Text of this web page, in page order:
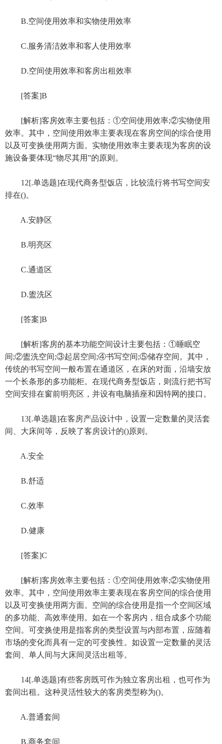
B.空间使用效率和实物使用效率
C.服务清洁效率和客人使用效率
D.空间使用效率和客房出租效率
[答案]B
[解析]客房效率主要包括：①空间使用效率;②实物使用
效率。其中，空间使用效率主要表现在客房空间的综合使用
以及可变换使用两方面。实物使用效率主要表现为客房的设
施设备要体现“物尽其用”的原则。
12[.单选题]在现代商务型饭店，比较流行将书写空间安
排在()。
A.安静区
B.明亮区
C.通道区
D.盥洗区
[答案]B
[解析]客房的基本功能空间设计主要包括：①睡眠空
间;②盥洗空间;③起居空间;④书写空间;⑤储存空间。其中，
传统的书写空间一般布置在通道区，在床的对面，沿墙安放
一个长条形的多功能柜。在现代商务型饭店，则流行把书写
空间安排在窗前明亮区，并设有电脑插座和因特网的接口。
13[.单选题]在客房产品设计中，设置一定数量的灵活套
间、大床间等，反映了客房设计的()原则。
A.安全
B.舒适
C.效率
D.健康
[答案]C
[解析]客房效率主要包括：①空间使用效率;②实物使用
效率。其中，空间使用效率主要表现在客房空间的综合使用
以及可变换使用两方面。空间的综合使用是指一个空间区域
的多功能、高效率使用。如在一个客房内，组合成多个功能
空间。可变换使用是指客房的类型设置与内部布置，应随着
市场的变化而具有一定的可变换性。如设置一定数量的灵活
套间、单人间与大床间灵活出租等。
14[.单选题]有些客房既可作为独立客房出租，也可作为
套间出租。这种灵活性较大的客房类型称为()。
A.普通套间
B.商务套间